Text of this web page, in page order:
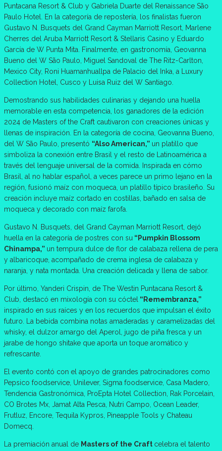
Puntacana Resort & Club y Gabriela Duarte del Renaissance São
Paulo Hotel. En la categoría de repostería, los finalistas fueron
Gustavo N. Busquets del Grand Cayman Marriott Resort, Marlene
Cherres del Aruba Marriott Resort & Stellaris Casino y Eduardo
García de W Punta Mita. Finalmente, en gastronomía, Geovanna
Bueno del W São Paulo, Miguel Sandoval de The Ritz-Carlton,
Mexico City, Roni Huamanhuallpa de Palacio del Inka, a Luxury
Collection Hotel, Cusco y Luisa Ruiz del W Santiago.
Demostrando sus habilidades culinarias y dejando una huella
memorable en esta competencia, los ganadores de la edición
2024 de Masters of the Craft cautivaron con creaciones únicas y
llenas de inspiración. En la categoría de cocina, Geovanna Bueno,
del W São Paulo, presentó “Also American,” un platillo que
simboliza la conexión entre Brasil y el resto de Latinoamérica a
través del lenguaje universal de la comida. Inspirada en cómo
Brasil, al no hablar español, a veces parece un primo lejano en la
región, fusionó maíz con moqueca, un platillo típico brasileño. Su
creación incluye maíz cortado en costillas, bañado en salsa de
moqueca y decorado con maíz farofa.
Gustavo N. Busquets, del Grand Cayman Marriott Resort, dejó
huella en la categoría de postres con su “Pumpkin Blossom
Chinampa,” un tempura dulce de flor de calabaza rellena de pera
y albaricoque, acompañado de crema inglesa de calabaza y
naranja, y nata montada. Una creación delicada y llena de sabor.
Por último, Yanderi Crispin, de The Westin Puntacana Resort &
Club, destacó en mixología con su cóctel “Remembranza,”
inspirado en sus raíces y en los recuerdos que impulsan el éxito
futuro. La bebida combina notas amaderadas y caramelizadas del
whisky, el dulzor amargo del Aperol, jugo de piña fresca y un
jarabe de hongo shitake que aporta un toque aromático y
refrescante.
El evento contó con el apoyo de grandes patrocinadores como
Pepsico foodservice, Unilever, Sigma foodservice, Casa Madero,
Tendencia Gastronómica, ProEpta Hotel Collection, Rak Porcelain,
CO Brotes Mx, Jamat Alta Pesca, Nutri Campo, Ocean Leader,
Frutluz, Encore, Tequila Kypros, Pineapple Tools y Chateau
Domecq.
La premiación anual de Masters of the Craft celebra el talento